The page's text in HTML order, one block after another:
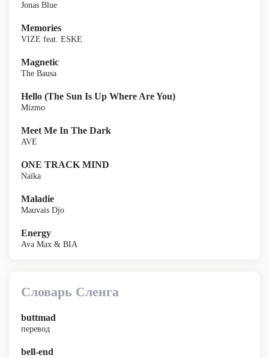
Jonas Blue
Memories
VIZE feat. ESKE
Magnetic
The Bausa
Hello (The Sun Is Up Where Are You)
Mizmo
Meet Me In The Dark
AVE
ONE TRACK MIND
Naïka
Maladie
Mauvais Djo
Energy
Ava Max & BIA
Словарь Сленга
buttmad
перевод
bell-end